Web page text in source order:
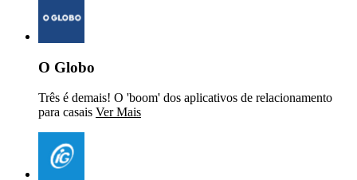
O Globo
Três é demais! O 'boom' dos aplicativos de relacionamento
para casais Ver Mais